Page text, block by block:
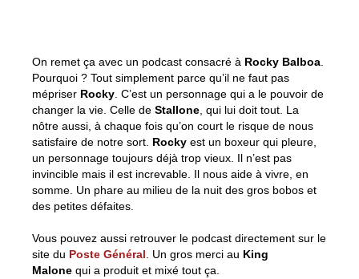
On remet ça avec un podcast consacré à Rocky Balboa
Pourquoi ? Tout simplement parce qu’il ne faut pas
mépriser Rocky . C’est un personnage qui a le pouvoir de
changer la vie. Celle de Stallone , qui lui doit tout. La
nôtre aussi, à chaque fois qu’on court le risque de nous
satisfaire de notre sort. Rocky est un boxeur qui pleure,
un personnage toujours déjà trop vieux. Il n’est pas
invincible mais il est increvable. Il nous aide à vivre, en
somme. Un phare au milieu de la nuit des gros bobos et
des petites défaites.
Vous pouvez aussi retrouver le podcast directement sur le
site du Poste Général . Un gros merci au King
Malone qui a produit et mixé tout ça.